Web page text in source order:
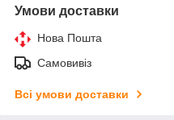
Умови доставки
Нова Пошта
Самовивіз
Всі умови доставки